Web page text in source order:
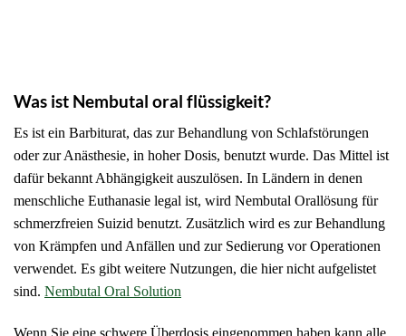
Was ist Nembutal oral flüssigkeit?
Es ist ein Barbiturat, das zur Behandlung von Schlafstörungen
oder zur Anästhesie, in hoher Dosis, benutzt wurde. Das Mittel ist
dafür bekannt Abhängigkeit auszulösen. In Ländern in denen
menschliche Euthanasie legal ist, wird Nembutal Orallösung für
schmerzfreien Suizid benutzt. Zusätzlich wird es zur Behandlung
von Krämpfen und Anfällen und zur Sedierung vor Operationen
verwendet. Es gibt weitere Nutzungen, die hier nicht aufgelistet
sind. Nembutal Oral Solution
Wenn Sie eine schwere Überdosis eingenommen haben kann alle